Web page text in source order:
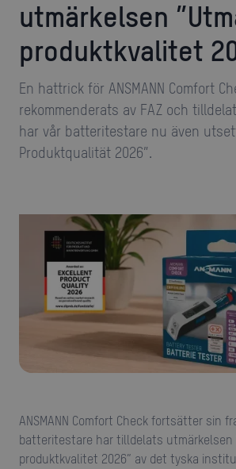
utmärkelsen
produktkvalitet
En hattrick för ANSMANN Comfort
rekommenderats av FAZ och
har vår batteritestare nu även
Produktqualität 2026”.
ANSMANN Comfort Check fortsätter sin framgångssaga: Vår
batteritestare har tilldelats utmärkelsen
produktkvalitet 2026” av det tyska